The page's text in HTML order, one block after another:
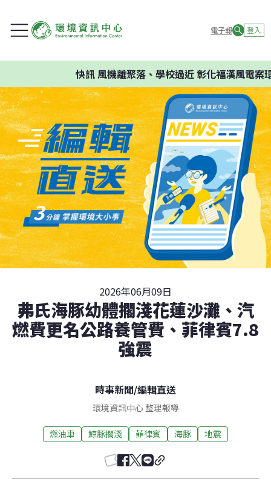
電子報 登入
快訊風機離聚落、學校過近 彰化福漢風電案環
2026年06月09日
弗氏海豚幼體擱淺花蓮沙灘、汽
燃費更名公路養管費、菲律賓7.8
強震
時事新聞/編輯直送
環境資訊中心 整理報導
燃油車 鯨豚擱淺 菲律賓 海豚 地震